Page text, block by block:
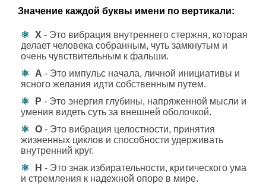
Значение каждой буквы имени по вертикали:
Х - Это вибрация внутреннего стержня, которая
делает человека собранным, чуть замкнутым и
очень чувствительным к фальши.
А - Это импульс начала, личной инициативы и
ясного желания идти собственным путем.
Р - Это энергия глубины, напряженной мысли и
умения видеть суть за внешней оболочкой.
О - Это вибрация целостности, принятия
жизненных циклов и способности удерживать
внутренний круг.
Н - Это знак избирательности, критического ума
и стремления к надежной опоре в мире.